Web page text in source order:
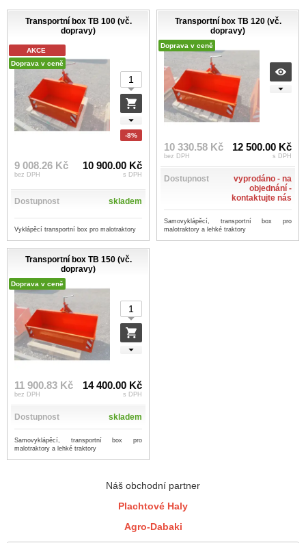
Náš obchodní partner
Plachtové Haly
Agro-Dabaki
Transportní box TB 100 (vč.
dopravy)
AKCE
Doprava v ceně
-8%
9 008.26 Kč
bez DPH
10 900.00 Kč
s DPH
Dostupnost skladem
Vyklápěcí transportní box pro malotraktory
Transportní box TB 120 (vč.
dopravy)
Doprava v ceně
10 330.58 Kč
bez DPH
12 500.00 Kč
s DPH
Dostupnost
vyprodáno - na
objednání -
kontaktujte nás
Samovyklápěcí, transportní box pro
malotraktory a lehké traktory
Transportní box TB 150 (vč.
dopravy)
Doprava v ceně
11 900.83 Kč
bez DPH
14 400.00 Kč
s DPH
Dostupnost skladem
Samovyklápěcí, transportní box pro
malotraktory a lehké traktory